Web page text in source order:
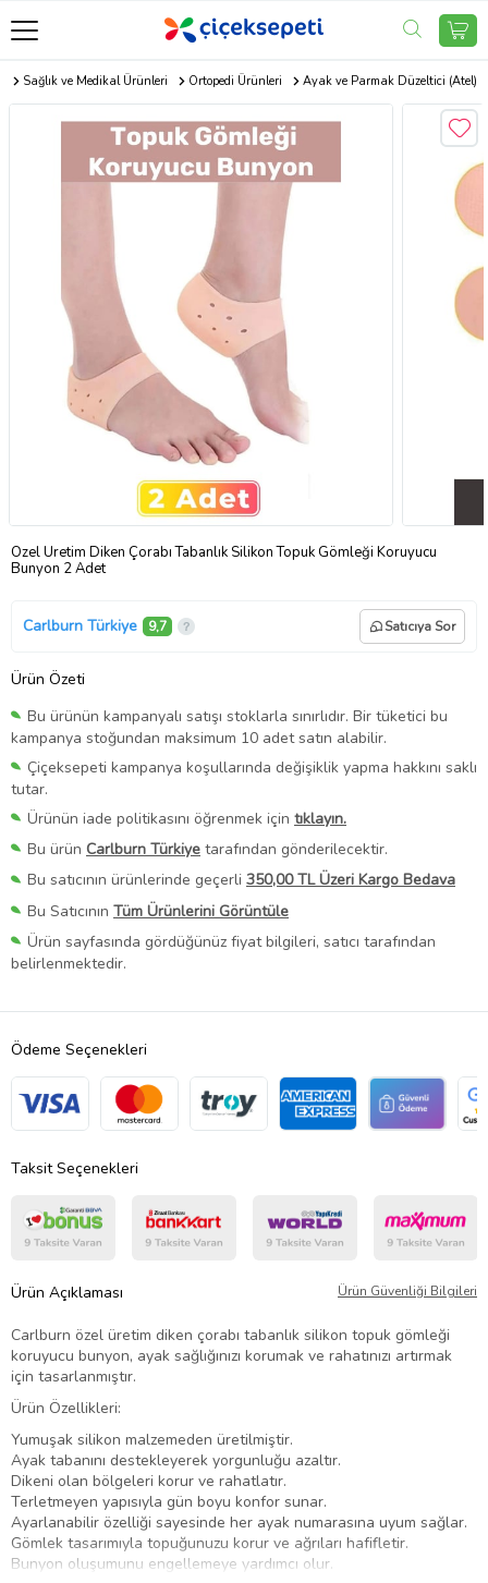
Sağlık ve Medikal Ürünleri Ortopedi Ürünleri Ayak ve Parmak Düzeltici (Atel)
Özel Üretim Diken Çorabı Tabanlık Silikon Topuk Gömleği Koruyucu
Bunyon 2 Adet
Carlburn Türkiye 9,7 Satıcıya Sor
Ürün Özeti
Bu ürünün kampanyalı satışı stoklarla sınırlıdır. Bir tüketici bu
kampanya stoğundan maksimum 10 adet satın alabilir.
Çiçeksepeti kampanya koşullarında değişiklik yapma hakkını saklı
tutar.
Ürünün iade politikasını öğrenmek için tıklayın.
Bu ürün Carlburn Türkiye tarafından gönderilecektir.
Bu satıcının ürünlerinde geçerli 350,00 TL Üzeri Kargo Bedava
Bu Satıcının Tüm Ürünlerini Görüntüle
Ürün sayfasında gördüğünüz fiyat bilgileri, satıcı tarafından
belirlenmektedir.
Ödeme Seçenekleri
Taksit Seçenekleri
Ürün Açıklaması Ürün Güvenliği Bilgileri
Carlburn özel üretim diken çorabı tabanlık silikon topuk gömleği
koruyucu bunyon, ayak sağlığınızı korumak ve rahatınızı artırmak
için tasarlanmıştır.
Ürün Özellikleri:
Yumuşak silikon malzemeden üretilmiştir.
Ayak tabanını destekleyerek yorgunluğu azaltır.
Dikeni olan bölgeleri korur ve rahatlatır.
Terletmeyen yapısıyla gün boyu konfor sunar.
Ayarlanabilir özelliği sayesinde her ayak numarasına uyum sağlar.
Gömlek tasarımıyla topuğunuzu korur ve ağrıları hafifletir.
Bunyon oluşumunu engellemeye yardımcı olur.